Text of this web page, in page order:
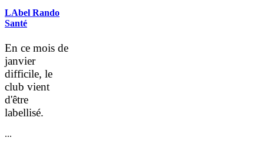
LAbel Rando
Santé
En ce mois de
janvier
difficile, le
club vient
d'être
labellisé.
...